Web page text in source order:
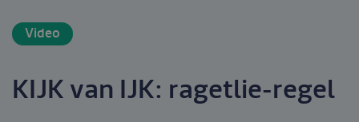
Video
KIJK van IJK: ragetlie-regel